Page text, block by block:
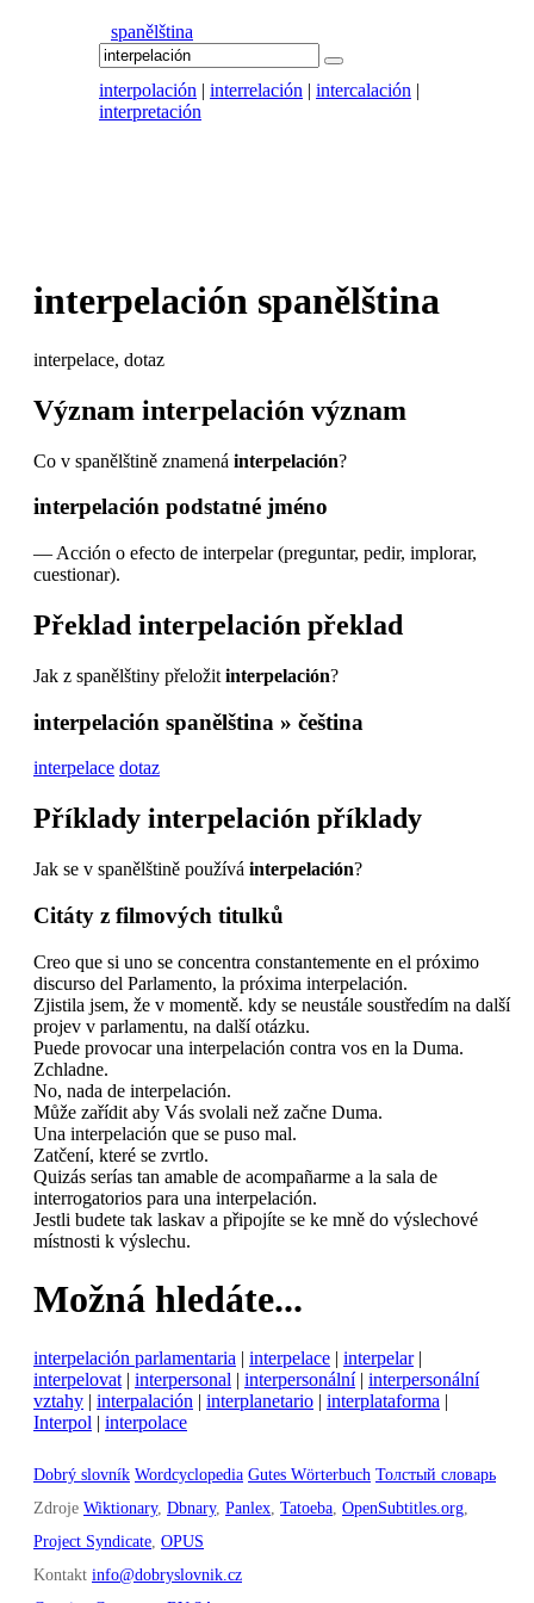
spanělština
interpolación | interrelación | intercalación |
interpretación
interpelación spanělština
interpelace, dotaz
Význam interpelación význam
Co v spanělštině znamená interpelación?
interpelación podstatné jméno
— Acción o efecto de interpelar (preguntar, pedir, implorar,
cuestionar).
Překlad interpelación překlad
Jak z spanělštiny přeložit interpelación?
interpelación spanělština » čeština
interpelace dotaz
Příklady interpelación příklady
Jak se v spanělštině používá interpelación?
Citáty z filmových titulků
Creo que si uno se concentra constantemente en el próximo
discurso del Parlamento, la próxima interpelación.
Zjistila jsem, že v momentě. kdy se neustále soustředím na další
projev v parlamentu, na další otázku.
Puede provocar una interpelación contra vos en la Duma.
Zchladne.
No, nada de interpelación.
Může zařídit aby Vás svolali než začne Duma.
Una interpelación que se puso mal.
Zatčení, které se zvrtlo.
Quizás serías tan amable de acompañarme a la sala de
interrogatorios para una interpelación.
Jestli budete tak laskav a připojíte se ke mně do výslechové
místnosti k výslechu.
Možná hledáte...
interpelación parlamentaria | interpelace | interpelar |
interpelovat | interpersonal | interpersonální | interpersonální
vztahy | interpalación | interplanetario | interplataforma |
Interpol | interpolace
Dobrý slovník Wordcyclopedia Gutes Wörterbuch Толстый словарь
Zdroje Wiktionary, Dbnary, Panlex Tatoeba OpenSubtitles.org
Project Syndicate OPUS
Kontakt info@dobryslovnik.cz